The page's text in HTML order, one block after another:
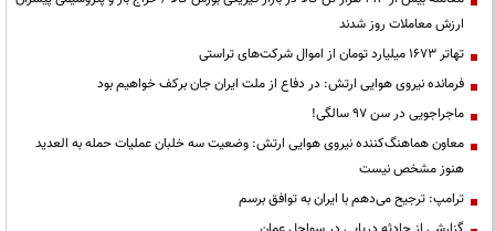
ارزش معاملات روز شدند
تهاتر ۱۶۷۳ میلیارد تومان از اموال شرکت‌های تراستی
فرمانده نیروی هوایی ارتش: در دفاع از ملت ایران جان برکف خواهیم بود
ماجراجویی در سن ۹۷ سالگی!
معاون هماهنگ‌کننده نیروی هوایی ارتش: وضعیت سه خلبان عملیات حمله به العدید
هنوز مشخص نیست
ترامپ: ترجیح می‌دهم با ایران به توافق برسم